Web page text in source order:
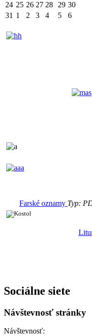
24 25 26 27 28 29 30
31 1 2 3 4 5 6
Farské oznamy Typ:
Sociálne siete
Návštevnosť stránky
Návštevnosť: